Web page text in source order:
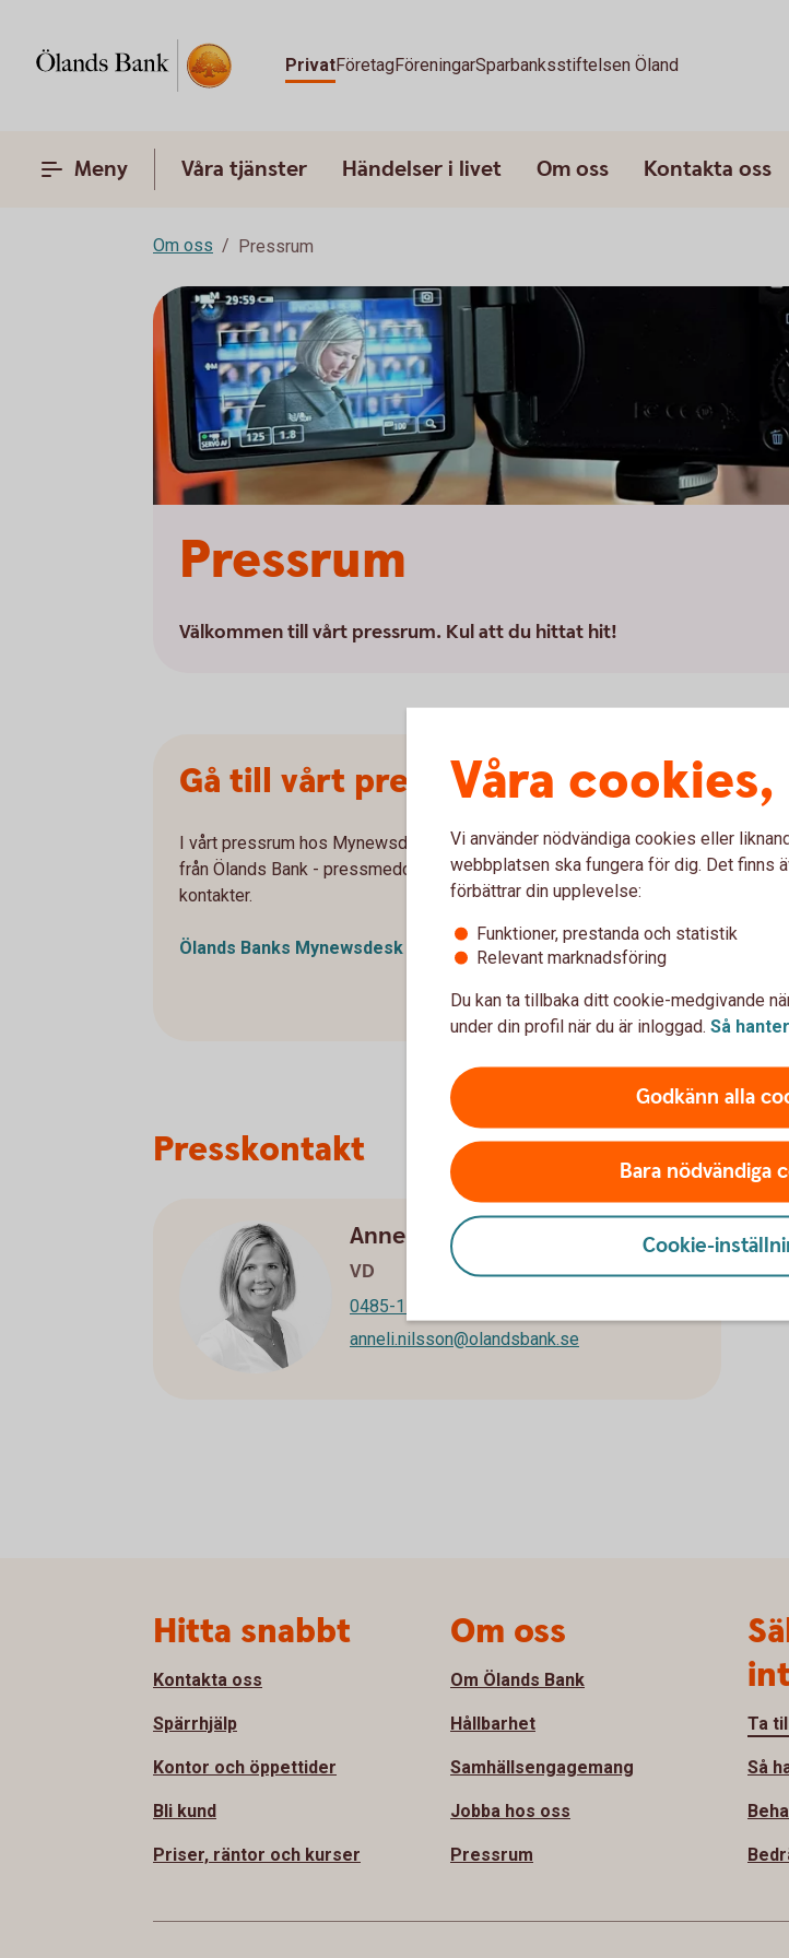
PrivatFöretagFöreningarSparbanksstiftelsen Öland
Meny Våra tjänster Händelser i livet Om oss Kontakta oss
Om oss Pressrum
Pressrum
Välkommen till vårt pressrum. Kul att du hittat hit!
Gå till vårt pressrum
I vårt pressrum hos Mynewsdesk.com hittar du all pressinformation
från Ölands Bank - pressmeddelanden, nyheter, bildarkiv och
kontakter.
Ölands Banks Mynewsdesk
Presskontakt
Anneli Nilsson
VD
0485-15001
anneli.nilsson@olandsbank.se
Våra
Vi använder nödvändiga cookies eller
webbplatsen ska fungera för dig. Det finns
förbättrar din upplevelse:
Funktioner, prestanda och statistik
Relevant marknadsföring
Du kan ta tillbaka ditt cookie-medgivande
under din profil när du är inloggad. Så
Godkänn alla
Bara nödvändiga
Cookie-
Hitta snabbt
Kontakta oss
Spärrhjälp
Kontor och öppettider
Bli kund
Priser, räntor och kurser
Om oss
Om Ölands Bank
Hållbarhet
Samhällsengagemang
Jobba hos oss
Pressrum
Ta
Så